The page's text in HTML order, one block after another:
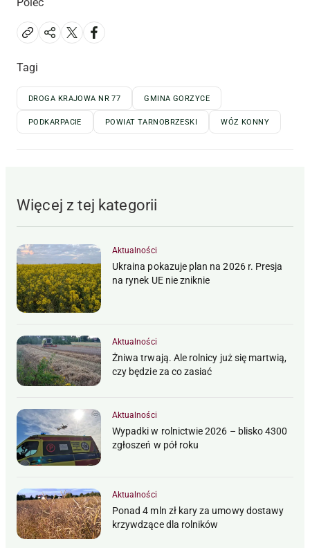
Tagi
DROGA KRAJOWA NR 77 GMINA GORZYCE
PODKARPACIE POWIAT TARNOBRZESKI WÓZ KONNY
Więcej z tej kategorii
Aktualności
Ukraina pokazuje plan na 2026 r. Presja
na rynek UE nie zniknie
Aktualności
Żniwa trwają. Ale rolnicy już się martwią,
czy będzie za co zasiać
Aktualności
Wypadki w rolnictwie 2026 – blisko 4300
zgłoszeń w pół roku
Aktualności
Ponad 4 mln zł kary za umowy dostawy
krzywdzące dla rolników